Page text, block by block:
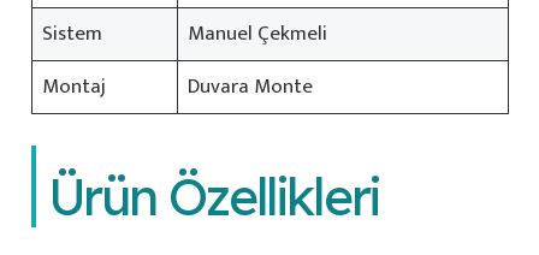
Sistem
Manuel Çekmeli
Montaj
Duvara Monte
Ürün Özellikleri